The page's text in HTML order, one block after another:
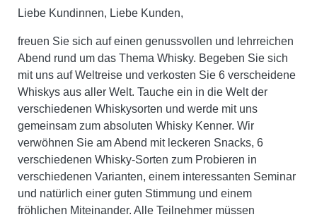
Liebe Kundinnen, Liebe Kunden,
freuen Sie sich auf einen genussvollen und lehrreichen
Abend rund um das Thema Whisky. Begeben Sie sich
mit uns auf Weltreise und verkosten Sie 6 verscheidene
Whiskys aus aller Welt. Tauche ein in die Welt der
verschiedenen Whiskysorten und werde mit uns
gemeinsam zum absoluten Whisky Kenner. Wir
verwöhnen Sie am Abend mit leckeren Snacks, 6
verschiedenen Whisky-Sorten zum Probieren in
verschiedenen Varianten, einem interessanten Seminar
und natürlich einer guten Stimmung und einem
fröhlichen Miteinander. Alle Teilnehmer müssen